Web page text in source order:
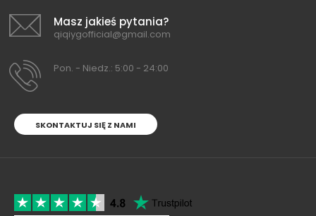
Masz jakieś pytania?
qiqiygofficial@gmail.com
Pon. - Niedz.: 5:00 - 24:00
SKONTAKTUJ SIĘ Z NAMI